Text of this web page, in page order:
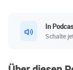
In
Schalte